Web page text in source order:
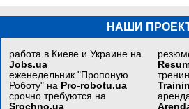
НАШИ
работа в Киеве и Украине на
Jobs.ua
еженедельник "Пропоную
Роботу" на Pro-robotu.ua
срочно требуются на
Srochno.ua